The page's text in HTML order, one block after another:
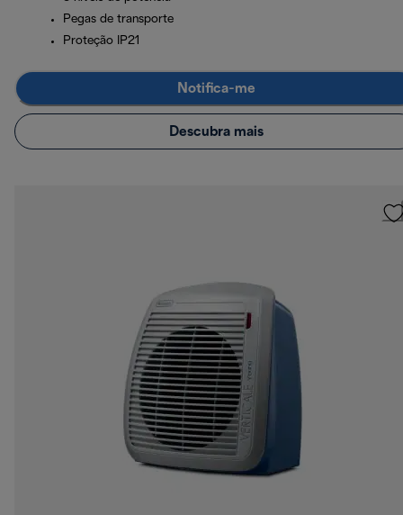
Pegas de transporte
Proteção IP21
Notifica-me
Descubra mais